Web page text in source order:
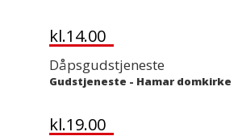
kl.14.00
Dåpsgudstjeneste
Gudstjeneste - Hamar domkirke
kl.19.00